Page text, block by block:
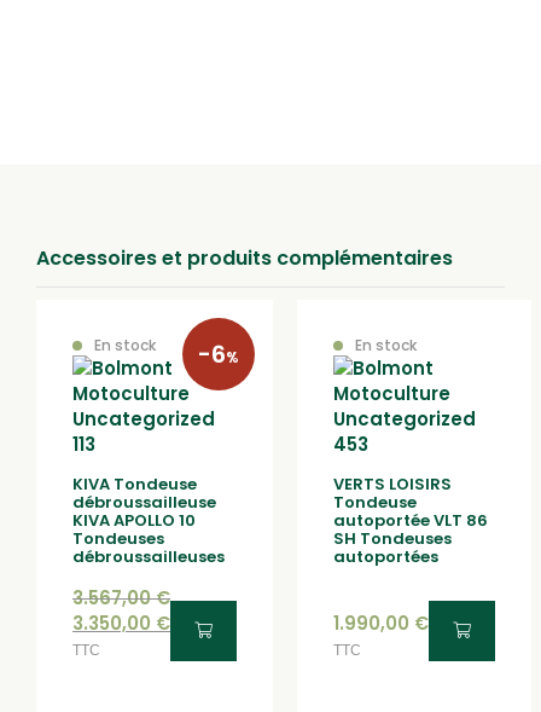
Accessoires et produits complémentaires
En stock
KIVA Tondeuse
débroussailleuse
KIVA APOLLO 10
Tondeuses
débroussailleuses
3.567,00€
3.350,00 €
TTC
-6%
En stock
VERTS LOISIRS
Tondeuse
autoportée VLT 86
SH Tondeuses
autoportées
1.990,00 €
TTC